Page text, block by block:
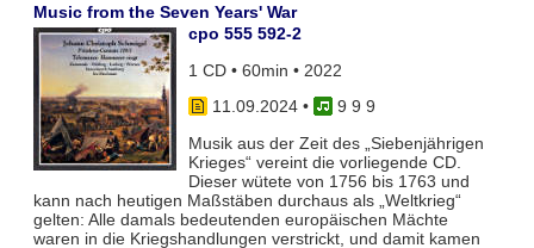
Music from the Seven Years' War
cpo 555 592-2
1 CD • 60min • 2022
11.09.2024•
9 9 9
Musik aus der Zeit des „Siebenjährigen
Krieges“ vereint die vorliegende CD.
Dieser wütete von 1756 bis 1763 und
kann nach heutigen Maßstäben durchaus als „Weltkrieg“
gelten: Alle damals bedeutenden europäischen Mächte
waren in die Kriegshandlungen verstrickt, und damit kamen